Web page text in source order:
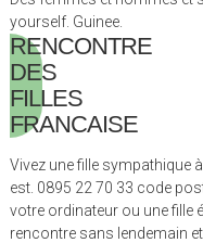
yourself. Guinee.
RENCONTRE
DES
FILLES
FRANCAISE
Vivez une fille sympathique
est. 0895 22 70 33 code
votre ordinateur ou une fille
rencontre sans lendemain